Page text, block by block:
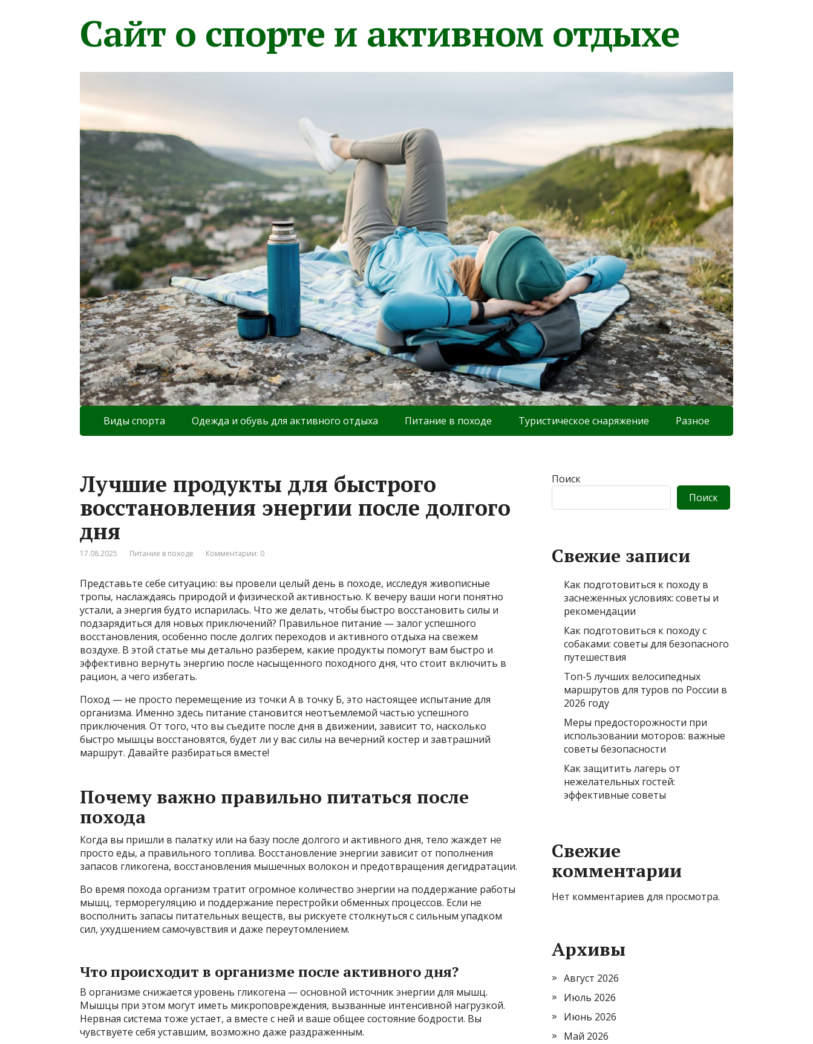
Сайт о спорте и активном отдыхе
Виды спорта Одежда и обувь для активного отдыха Питание в походе Туристическое снаряжение Разное
Лучшие продукты для быстрого
восстановления энергии после долгого
дня
17.08.2025 Питание в походе Комментарии: 0
Представьте себе ситуацию: вы провели целый день в походе, исследуя живописные
тропы, наслаждаясь природой и физической активностью. К вечеру ваши ноги понятно
устали, а энергия будто испарилась. Что же делать, чтобы быстро восстановить силы и
подзарядиться для новых приключений? Правильное питание — залог успешного
восстановления, особенно после долгих переходов и активного отдыха на свежем
воздухе. В этой статье мы детально разберем, какие продукты помогут вам быстро и
эффективно вернуть энергию после насыщенного походного дня, что стоит включить в
рацион, а чего избегать.
Поход — не просто перемещение из точки А в точку Б, это настоящее испытание для
организма. Именно здесь питание становится неотъемлемой частью успешного
приключения. От того, что вы съедите после дня в движении, зависит то, насколько
быстро мышцы восстановятся, будет ли у вас силы на вечерний костер и завтрашний
маршрут. Давайте разбираться вместе!
Почему важно правильно питаться после
похода
Когда вы пришли в палатку или на базу после долгого и активного дня, тело жаждет не
просто еды, а правильного топлива. Восстановление энергии зависит от пополнения
запасов гликогена, восстановления мышечных волокон и предотвращения дегидратации.
Во время похода организм тратит огромное количество энергии на поддержание работы
мышц, терморегуляцию и поддержание перестройки обменных процессов. Если не
восполнить запасы питательных веществ, вы рискуете столкнуться с сильным упадком
сил, ухудшением самочувствия и даже переутомлением.
Что происходит в организме после активного дня?
В организме снижается уровень гликогена — основной источник энергии для мышц.
Мышцы при этом могут иметь микроповреждения, вызванные интенсивной нагрузкой.
Нервная система тоже устает, а вместе с ней и ваше общее состояние бодрости. Вы
чувствуете себя уставшим, возможно даже раздраженным.
Поиск
Поиск
Свежие записи
Как подготовиться к походу в
заснеженных условиях: советы и
рекомендации
Как подготовиться к походу с
собаками: советы для безопасного
путешествия
Топ-5 лучших велосипедных
маршрутов для туров по России в
2026 году
Меры предосторожности при
использовании моторов: важные
советы безопасности
Как защитить лагерь от
нежелательных гостей:
эффективные советы
Свежие
комментарии
Нет комментариев для просмотра.
Архивы
Август 2026
Июль 2026
Июнь 2026
Май 2026